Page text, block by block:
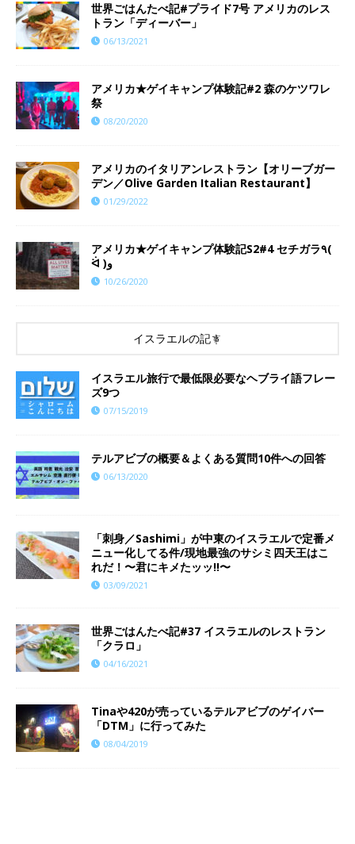
世界ごはんたべ記#プライド7号 アメリカのレス
トラン「ディーバー」
06/13/2021
アメリカ★ゲイキャンプ体験記#2 森のケツワレ
祭
08/20/2020
アメリカのイタリアンレストラン【オリーブガー
デン／Olive Garden Italian Restaurant】
01/29/2022
アメリカ★ゲイキャンプ体験記S2#4 セチガラ٩(
ᐛ )و
10/26/2020
イスラエルの記事
イスラエル旅行で最低限必要なヘブライ語フレー
ズ9つ
07/15/2019
テルアビブの概要＆よくある質問10件への回答
06/13/2020
「刺身／Sashimi」が中東のイスラエルで定番メ
ニュー化してる件/現地最強のサシミ四天王はこ
れだ！〜君にキメたッッ!!〜
03/09/2021
世界ごはんたべ記#37 イスラエルのレストラン
「クラロ」
04/16/2021
Tinaや420が売っているテルアビブのゲイバー
「DTM」に行ってみた
08/04/2019